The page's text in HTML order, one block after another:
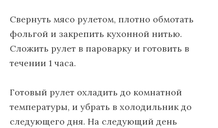
Свернуть мясо рулетом, плотно обмотать
фольгой и закрепить кухонной нитью.
Сложить рулет в пароварку и готовить в
течении 1 часа.
Готовый рулет охладить до комнатной
температуры, и убрать в холодильник до
следующего дня. На следующий день